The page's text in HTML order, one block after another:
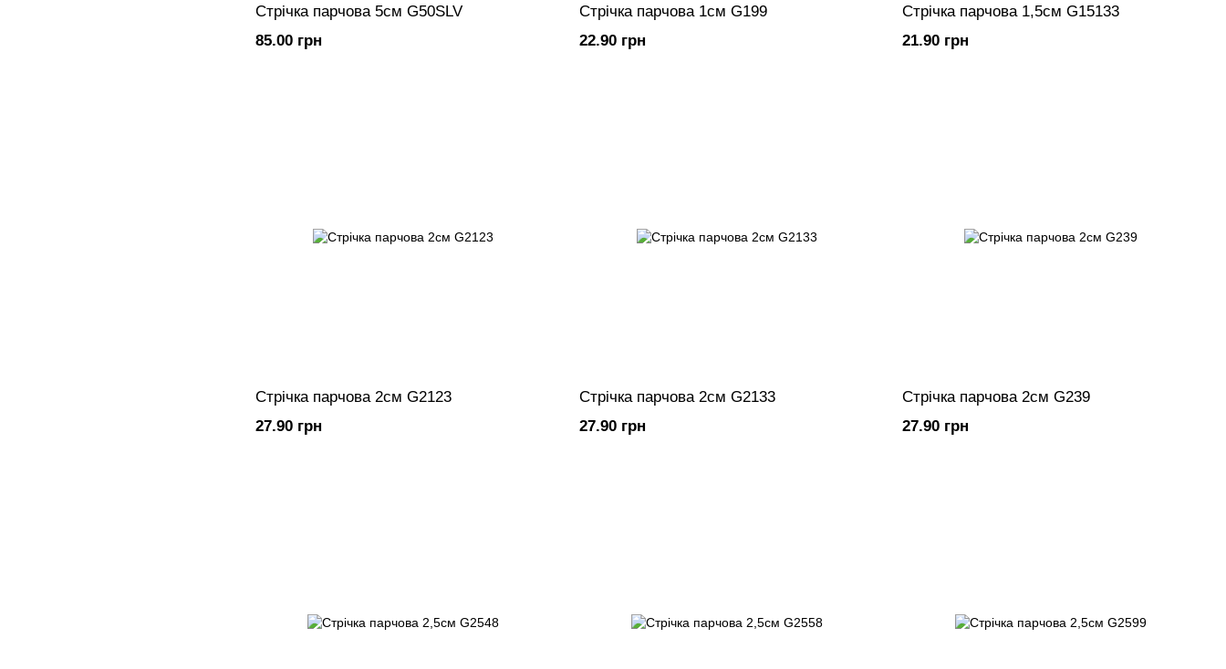
Стрічка парчова 5см G50SLV
85.00 грн
Стрічка парчова 1см G199
22.90 грн
Стрічка парчова 1,5см G15133
21.90 грн
Стрічка парчова 2см G2123
27.90 грн
Стрічка парчова 2см G2133
27.90 грн
Стрічка парчова 2см G239
27.90 грн